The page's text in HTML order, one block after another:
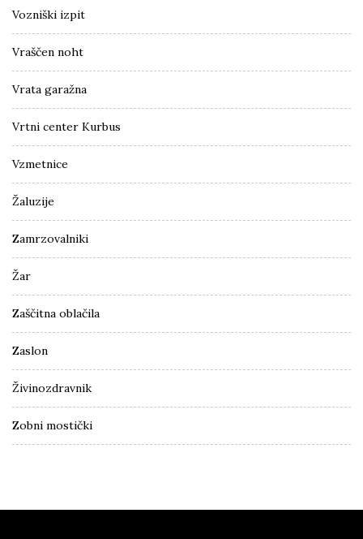
Vozniški izpit
Vraščen noht
Vrata garažna
Vrtni center Kurbus
Vzmetnice
Žaluzije
Zamrzovalniki
Žar
Zaščitna oblačila
Zaslon
Živinozdravnik
Zobni mostički